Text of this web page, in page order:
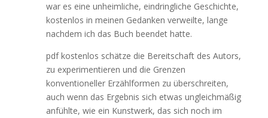
war es eine unheimliche, eindringliche Geschichte,
kostenlos in meinen Gedanken verweilte, lange
nachdem ich das Buch beendet hatte.
pdf kostenlos schätze die Bereitschaft des Autors,
zu experimentieren und die Grenzen
konventioneller Erzählformen zu überschreiten,
auch wenn das Ergebnis sich etwas ungleichmäßig
anfühlte, wie ein Kunstwerk, das sich noch im